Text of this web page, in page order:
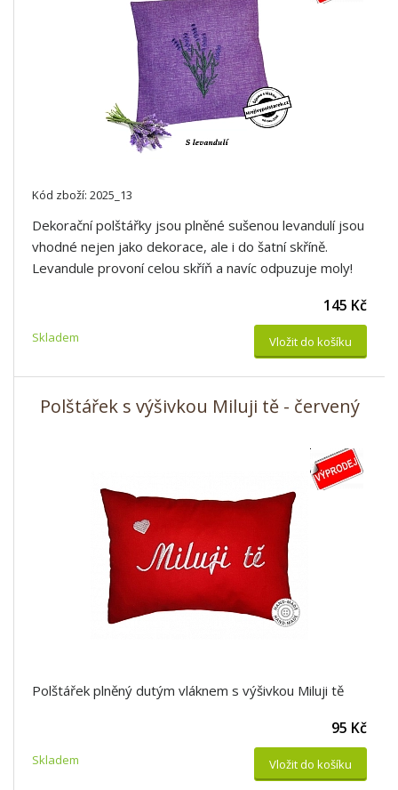
Kód zboží: 2025_13
Dekorační polštářky jsou plněné sušenou levandulí jsou
vhodné nejen jako dekorace, ale i do šatní skříně.
Levandule provoní celou skříň a navíc odpuzuje moly!
Skladem
145 Kč
Vložit do košíku
Polštářek s výšivkou Miluji tě - červený
Polštářek plněný dutým vláknem s výšivkou Miluji tě
Skladem
95 Kč
Vložit do košíku